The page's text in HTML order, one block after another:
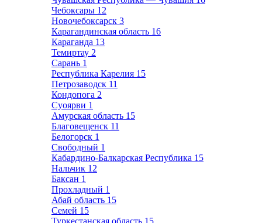
Чебоксары 12
Новочебоксарск 3
Карагандинская область 16
Караганда 13
Темиртау 2
Сарань 1
Республика Карелия 15
Петрозаводск 11
Кондопога 2
Суоярви 1
Амурская область 15
Благовещенск 11
Белогорск 1
Свободный 1
Кабардино-Балкарская Республика 15
Нальчик 12
Баксан 1
Прохладный 1
Абай область 15
Семей 15
Туркестанская область 15